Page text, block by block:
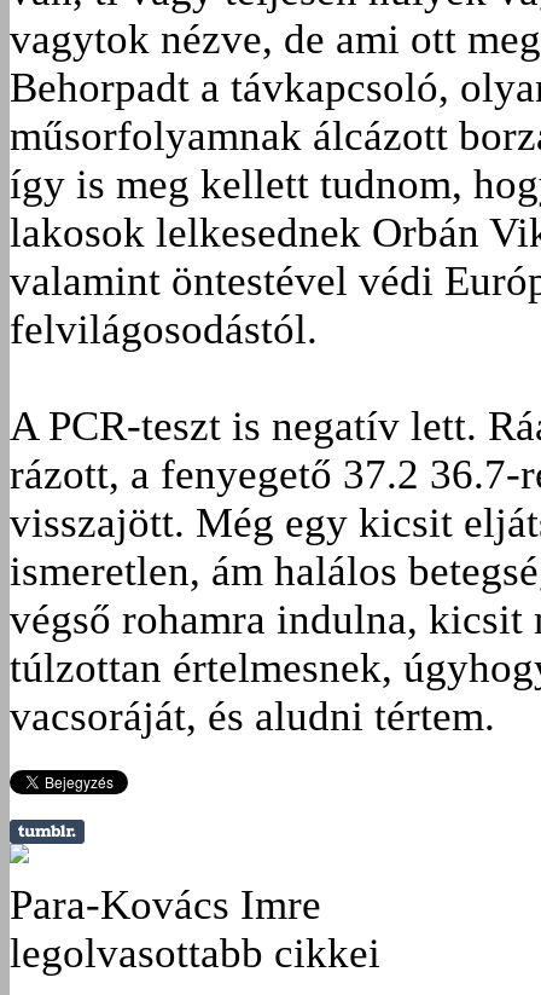
vagytok nézve, de ami ott
Behorpadt a távkapcsoló,
műsorfolyamnak álcázott
így is meg kellett tudnom,
lakosok lelkesednek Orbán
valamint öntestével védi
felvilágosodástól.
A PCR-teszt is negatív lett.
rázott, a fenyegető 37.2 36.7-
visszajött. Még egy kicsit
ismeretlen, ám halálos
végső rohamra indulna, kicsit
túlzottan értelmesnek,
vacsoráját, és aludni tértem.
Para-Kovács Imre
legolvasottabb cikkei